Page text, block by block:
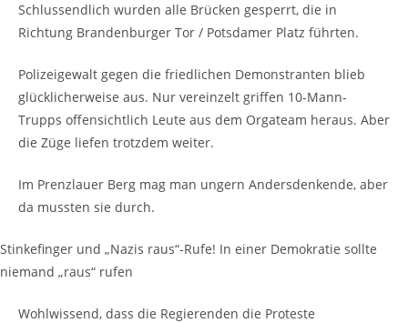
Schlussendlich wurden alle Brücken gesperrt, die in
Richtung Brandenburger Tor / Potsdamer Platz führten.
Polizeigewalt gegen die friedlichen Demonstranten blieb
glücklicherweise aus. Nur vereinzelt griffen 10-Mann-
Trupps offensichtlich Leute aus dem Orgateam heraus. Aber
die Züge liefen trotzdem weiter.
Im Prenzlauer Berg mag man ungern Andersdenkende, aber
da mussten sie durch.
Stinkefinger und „Nazis raus“-Rufe! In einer Demokratie sollte
niemand „raus“ rufen
Wohlwissend, dass die Regierenden die Proteste